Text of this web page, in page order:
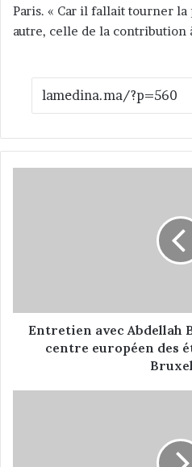
Paris. « Car il fallait tourner la
autre, celle de la contribution
n
Entretien avec Abdellah
centre européen des